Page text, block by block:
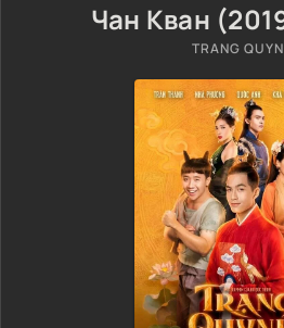
Чан Кван
TRANG